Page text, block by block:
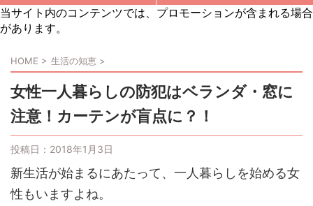
当サイト内のコンテンツでは、プロモーションが含まれる場合
があります。
HOME > 生活の知恵 >
女性一人暮らしの防犯はベランダ・窓に
注意！カーテンが盲点に？！
投稿日： 2018年1月3日
新生活が始まるにあたって、一人暮らしを始める女
性もいますよね。